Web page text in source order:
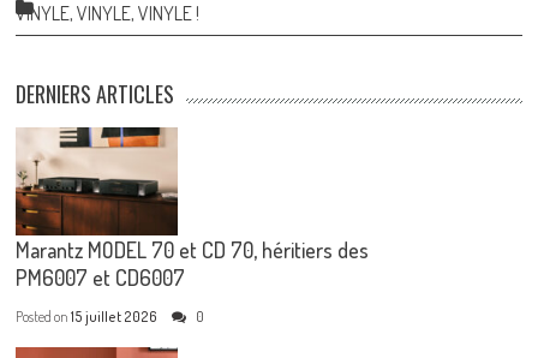
VINYLE, VINYLE, VINYLE !
DERNIERS ARTICLES
Marantz MODEL 70 et CD 70, héritiers des
PM6007 et CD6007
Posted on15 juillet 2026 0